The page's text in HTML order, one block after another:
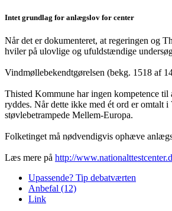
Intet grundlag for anlægslov for center
Når det er dokumenteret, at regeringen og
hviler på ulovlige og ufuldstændige
Vindmøllebekendtgørelsen (bekg. 1518 af
Thisted Kommune har ingen kompetence til
ryddes. Når dette ikke med ét ord er omtalt
støvlebetrampede Mellem-Europa.
Folketinget må nødvendigvis ophæve
Læs mere på http://
Upassende? Tip debatværten
Anbefal (12)
Link